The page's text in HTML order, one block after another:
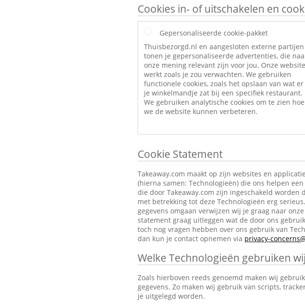
Cookies in- of uitschakelen en
Gepersonaliseerde cookie-pakket
Thuisbezorgd.nl en aangesloten externe partijen
tonen je gepersonaliseerde advertenties, die
onze mening relevant zijn voor jou. Onze website
werkt zoals je zou verwachten. We gebruiken
functionele cookies, zoals het opslaan van wat
je winkelmandje zat bij een specifiek restaurant.
We gebruiken analytische cookies om te zien hoe
we de website kunnen verbeteren.
Cookie Statement
Takeaway.com maakt op zijn websites en
(hierna samen: Technologieën) die ons helpen
die door Takeaway.com zijn ingeschakeld
met betrekking tot deze Technologieën erg
gegevens omgaan verwijzen wij je graag naar onze
statement graag uitleggen wat de door ons
toch nog vragen hebben over ons gebruik van
dan kun je contact opnemen via privacy-
Welke Technologieën gebruiken
Zoals hierboven reeds genoemd maken wij
gegevens. Zo maken wij gebruik van scripts,
je uitgelegd worden.